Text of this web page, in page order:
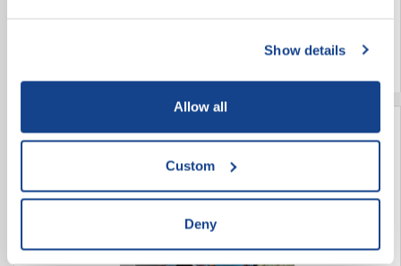
Show details
Allow all
Custom
Deny
Když stáří nemůže, mládí pomůže